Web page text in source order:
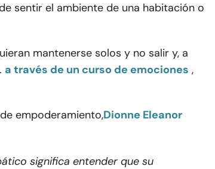
sentir el ambiente de una habitación o
mantenerse solos y no salir y, a
a través de un curso de emociones ,
empoderamiento,Dionne Eleanor
significa entender que su